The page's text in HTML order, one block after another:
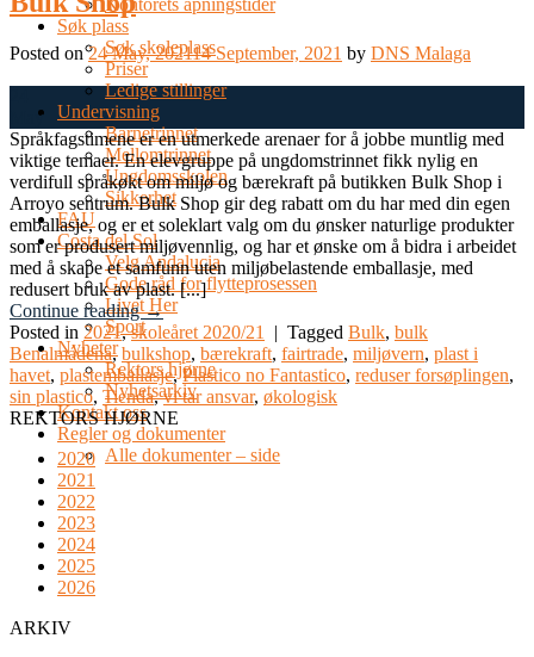
Kontorets åpningstider
Søk plass
Søk skoleplass
Priser
Ledige stillinger
Undervisning
Barnetrinnet
Mellomtrinnet
Ungdomsskolen
Sikkerhet
FAU
Costa del Sol
Velg Andalucia
Gode råd for flytteprosessen
Livet Her
Sport
Nyheter
Rektors hjørne
Nyhetsarkiv
Kontakt oss
Regler og dokumenter
Alle dokumenter – side
Posted on24 May, 202114 September, 2021 by DNS Malaga
May
Språkfagstimene er en utmerkede arenaer for å jobbe muntlig med
viktige temaer. En elevgruppe på ungdomstrinnet fikk nylig en
verdifull språkøkt om miljø og bærekraft på butikken Bulk Shop i
Arroyo sentrum. Bulk Shop gir deg rabatt om du har med din egen
emballasje, og er et soleklart valg om du ønsker naturlige produkter
som er produsert miljøvennlig, og har et ønske om å bidra i arbeidet
med å skape et samfunn uten miljøbelastende emballasje, med
redusert bruk av plast. [...]
Continue reading→
Posted in 2021,skoleåret 2020/21 | Tagged Bulk, bulk
Benalmádena,bulkshop, bærekraft, fairtrade, miljøvern, plast i
havet, plastemballasje,Plastico no Fantastico, reduser forsøplingen,
sin plastico, Tienda,vi tar ansvar, økologisk
REKTORS HJØRNE
2020
2021
2022
2023
2024
2025
2026
ARKIV